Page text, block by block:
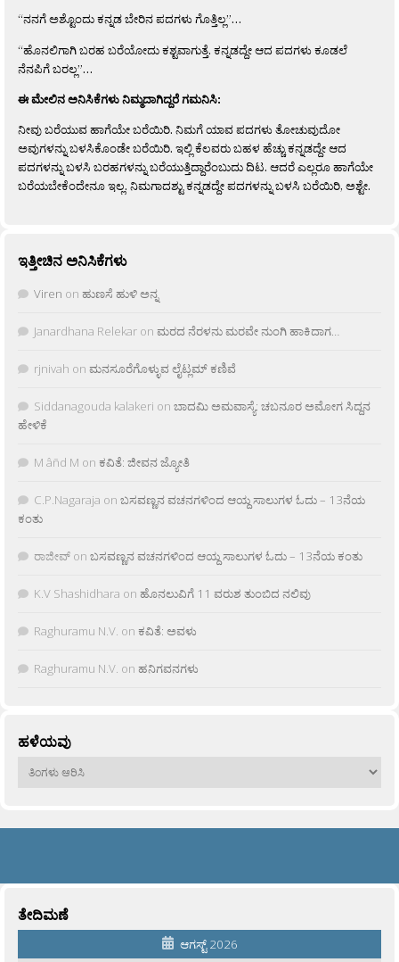
“ನನಗೆ ಅಶ್ಟೊಂದು ಕನ್ನಡ ಬೇರಿನ ಪದಗಳು ಗೊತ್ತಿಲ್ಲ”…
“ಹೊನಲಿಗಾಗಿ ಬರಹ ಬರೆಯೋದು ಕಶ್ಟವಾಗುತ್ತೆ. ಕನ್ನಡದ್ದೇ ಆದ ಪದಗಳು ಕೂಡಲೆ
ನೆನಪಿಗೆ ಬರಲ್ಲ”…
ಈ ಮೇಲಿನ ಅನಿಸಿಕೆಗಳು ನಿಮ್ಮದಾಗಿದ್ದರೆ ಗಮನಿಸಿ:
ನೀವು ಬರೆಯುವ ಹಾಗೆಯೇ ಬರೆಯಿರಿ. ನಿಮಗೆ ಯಾವ ಪದಗಳು ತೋಚುವುದೋ
ಅವುಗಳನ್ನು ಬಳಸಿಕೊಂಡೇ ಬರೆಯಿರಿ. ಇಲ್ಲಿ ಕೆಲವರು ಬಹಳ ಹೆಚ್ಚು ಕನ್ನಡದ್ದೇ ಆದ
ಪದಗಳನ್ನು ಬಳಸಿ ಬರಹಗಳನ್ನು ಬರೆಯುತ್ತಿದ್ದಾರೆಂಬುದು ದಿಟ. ಆದರೆ ಎಲ್ಲರೂ ಹಾಗೆಯೇ
ಬರೆಯಬೇಕೆಂದೇನೂ ಇಲ್ಲ. ನಿಮಗಾದಶ್ಟು ಕನ್ನಡದ್ದೇ ಪದಗಳನ್ನು ಬಳಸಿ ಬರೆಯಿರಿ, ಅಶ್ಟೇ.
ಇತ್ತೀಚಿನ ಅನಿಸಿಕೆಗಳು
Viren on ಹುಣಸೆ ಹುಳಿ ಅನ್ನ
Janardhana Relekar on ಮರದ ನೆರಳನು ಮರವೇ ನುಂಗಿ ಹಾಕಿದಾಗ…
rjnivah on ಮನಸೂರೆಗೊಳ್ಳುವ ಲೈಟ್ಲಮ್ ಕಣಿವೆ
Siddanagouda kalakeri on ಬಾದಮಿ ಅಮವಾಸ್ಯೆ: ಚಬನೂರ ಅಮೋಗ ಸಿದ್ದನ
ಹೇಳಿಕೆ
M âñd M on ಕವಿತೆ: ಜೀವನ ಜ್ಯೋತಿ
C.P.Nagaraja on ಬಸವಣ್ಣನ ವಚನಗಳಿಂದ ಆಯ್ದ ಸಾಲುಗಳ ಓದು – 13ನೆಯ
ಕಂತು
ರಾಜೀವ್ on ಬಸವಣ್ಣನ ವಚನಗಳಿಂದ ಆಯ್ದ ಸಾಲುಗಳ ಓದು – 13ನೆಯ ಕಂತು
K.V Shashidhara on ಹೊನಲುವಿಗೆ 11 ವರುಶ ತುಂಬಿದ ನಲಿವು
Raghuramu N.V. on ಕವಿತೆ: ಅವಳು
Raghuramu N.V. on ಹನಿಗವನಗಳು
ಹಳೆಯವು
ಹಳೆಯವು
ತೇದಿಮಣೆ
ಆಗಸ್ಟ್ 2026